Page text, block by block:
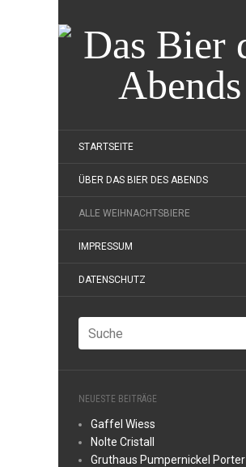
STARTSEITE
ÜBER DAS BIER DES ABENDS
ALLE WEIHNACHTSBIERE
IMPRESSUM
DATENSCHUTZ
NEUESTE BEITRÄGE
Gaffel Wiess
Nolte Cristall
Gruthaus Pumpernickel Porter